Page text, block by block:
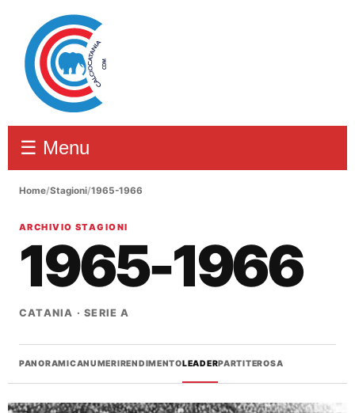
☰ Menu
Home/Stagioni/1965-1966
ARCHIVIO STAGIONI
1965-1966
CATANIA · SERIE A
PANORAMICANUMERIRENDIMENTOLEADERPARTITEROSA